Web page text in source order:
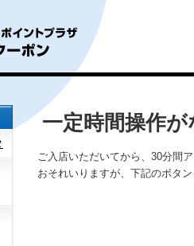
一定時間操作
ご入店いただいてから、30分間
おそれいりますが、下記のボタ